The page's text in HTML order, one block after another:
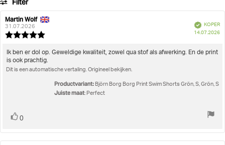
Heren Kleding Zwembroeken Borg Print Swim Shorts
Filter
Auteur
van
deze
beoordeling:
Martin Wolf
31.07.2026
uit
5
sterren
Geverifieerd
KOPER
14.07.2026
Beoordelingstekst:
Ik ben er dol op. Geweldige kwaliteit, zowel qua stof als afwerking. En de print
is ook prachtig.
Dit is een automatische vertaling. Origineel bekijken.
Productvariant: Björn Borg Borg Print Swim Shorts Grön, S, Grön, S
Juiste maat: Perfect
Stem
0